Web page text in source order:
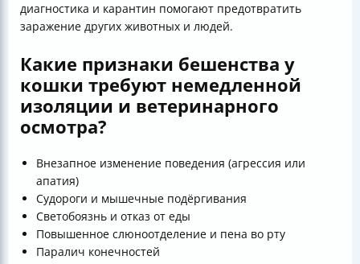
диагностика и карантин помогают предотвратить
заражение других животных и людей.
Какие признаки бешенства у
кошки требуют немедленной
изоляции и ветеринарного
осмотра?
Внезапное изменение поведения (агрессия или
апатия)
Судороги и мышечные подёргивания
Светобоязнь и отказ от еды
Повышенное слюноотделение и пена во рту
Паралич конечностей